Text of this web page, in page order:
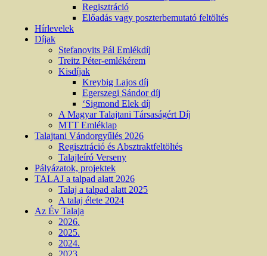
Regisztráció
Előadás vagy poszterbemutató feltöltés
Hírlevelek
Díjak
Stefanovits Pál Emlékdíj
Treitz Péter-emlékérem
Kisdíjak
Kreybig Lajos díj
Egerszegi Sándor díj
‘Sigmond Elek díj
A Magyar Talajtani Társaságért Díj
MTT Emléklap
Talajtani Vándorgyűlés 2026
Regisztráció és Absztraktfeltöltés
Talajleíró Verseny
Pályázatok, projektek
TALAJ a talpad alatt 2026
Talaj a talpad alatt 2025
A talaj élete 2024
Az Év Talaja
2026.
2025.
2024.